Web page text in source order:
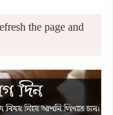
the page and